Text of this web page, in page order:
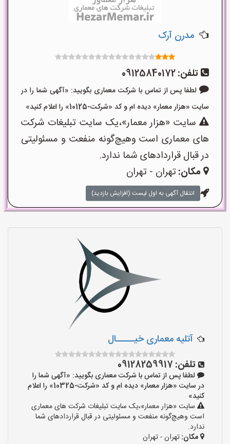
مدرن آرک
تلفن:09125840172
لطفا پس از تماس با شرکت معماری بگویید: «آگهی شما را در
سایت «هزار معمار» دیده ام و کد «شرکت-10125» را اعلام کنید»
سایت «هزار معمار»،یک سایت تبلیغات شرکت
های معماری است وهیچ‌گونه منفعت و مسئولیتی
در قبال قراردادهای شما ندارد.
مکان:تهران - تهران
انتقال آگهی به اول لیست (افزایش بازدید)
آتلیه معماری خیـــــال
تلفن: 09128259917
لطفا پس از تماس با شرکت معماری بگویید: «آگهی شما را
در سایت «هزار معمار» دیده ام و کد «شرکت-10325» را اعلام
کنید»
سایت «هزار معمار»،یک سایت تبلیغات شرکت های معماری
است وهیچ‌گونه منفعت و مسئولیتی در قبال قراردادهای شما
ندارد.
مکان:تهران - تهران